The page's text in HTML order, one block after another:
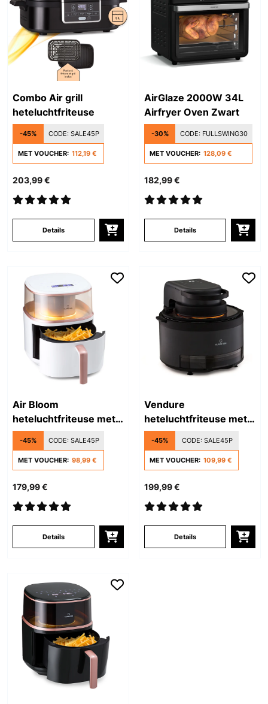
Combo Air grill
heteluchtfriteuse
-45% CODE: SALE45P
MET VOUCHER: 112,19 €
203,99 €
Details
AirGlaze 2000W 34L
Airfryer Oven Zwart
-30% CODE: FULLSWING30
MET VOUCHER: 128,09 €
182,99 €
Details
Air Bloom
heteluchtfriteuse met
stoomfunctie
-45% CODE: SALE45P
MET VOUCHER: 98,99 €
179,99 €
Details
Vendure
heteluchtfriteuse met
stoomfunctie
-45% CODE: SALE45P
MET VOUCHER: 109,99 €
199,99 €
Details